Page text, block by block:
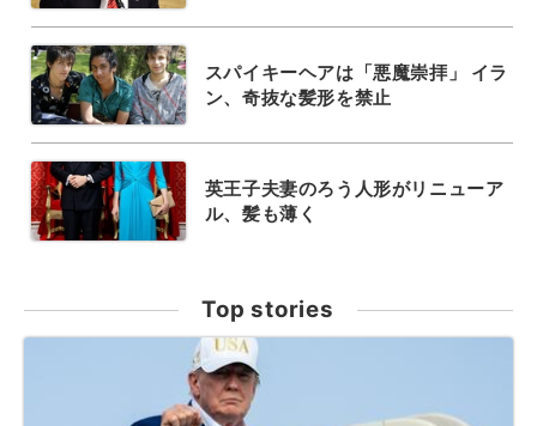
スパイキーヘアは「悪魔崇拝」 イラ
ン、奇抜な髪形を禁止
英王子夫妻のろう人形がリニューア
ル、髪も薄く
Top stories